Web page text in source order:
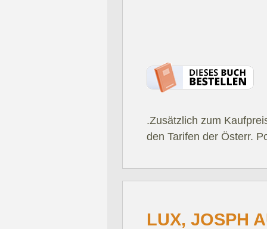
.Zusätzlich zum
den Tarifen der Österr.
LUX, JOSPH